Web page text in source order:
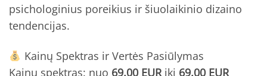
psichologinius poreikius ir šiuolaikinio dizaino
tendencijas.
Kainų Spektras ir Vertės Pasiūlymas
Kainų spektras: nuo 69.00 EUR iki 69.00 EUR